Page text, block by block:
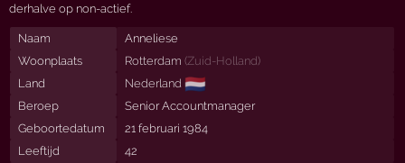
derhalve op non-actief.
Naam
Anneliese
Woonplaats
Rotterdam (Zuid-Holland)
Land
Nederland 🇳🇱
Beroep
Senior Accountmanager
Geboortedatum
21 februari 1984
Leeftijd
42